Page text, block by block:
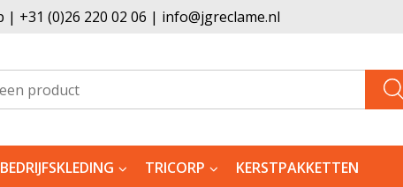
+31 (0)26 220 02 06 | info@jgreclame.nl
BEDRIJFSKLEDING TRICORP KERSTPAKKETTEN